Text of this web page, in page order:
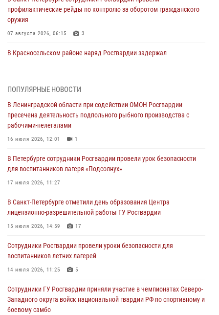
профилактические рейды по контролю за оборотом гражданского
оружия
07 августа 2026, 06:15 3
В Красносельском районе наряд Росгвардии задержал
06 августа 2026, 13:39 1
В Центральном районе росгвардейцы оперативно задержали
хулигана, стрелявшего из пускового устройства рядом с жилыми
домами
06 августа 2026, 11:36
Сотрудники и военнослужащие Росгвардии обеспечили
правопорядок при проведении матча "Зенит" - "Балтика"
06 августа 2026, 07:30
В Выборгском районе наряд Росгвардии обнаружил
разыскиваемый преступный автотранспорт
05 августа 2026, 12:25 2
Петербургские росгвардейцы обнаружили объявленный в розыск
автомобиль, ранее использовавшийся при совершении кражи в
Ленобласти
ПОПУЛЯРНЫЕ НОВОСТИ
В Ленинградской области при содействии ОМОН Росгвардии
пресечена деятельность подпольного рыбного производства с
рабочими-нелегалами
16 июля 2026, 12:01 1
В Петербурге сотрудники Росгвардии провели урок безопасности
для воспитанников лагеря «Подсолнух»
17 июля 2026, 11:27
В Санкт-Петербурге отметили день образования Центра
лицензионно-разрешительной работы ГУ Росгвардии
15 июля 2026, 14:59 17
Сотрудники Росгвардии провели уроки безопасности для
воспитанников летних лагерей
14 июля 2026, 11:25 5
Сотрудники ГУ Росгвардии приняли участие в чемпионатах Северо-
Западного округа войск национальной гвардии РФ по спортивному и
боевому самбо